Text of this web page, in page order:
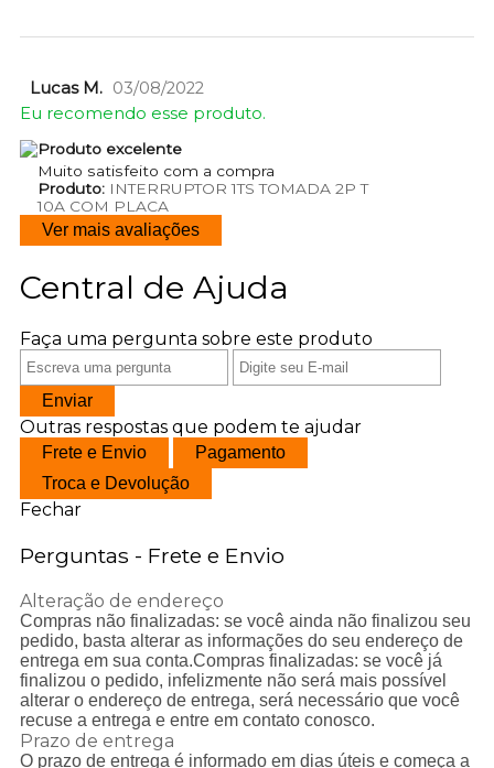
Lucas M. 03/08/2022
Eu recomendo esse produto.
Produto excelente
Muito satisfeito com a compra
Produto:INTERRUPTOR 1TS TOMADA 2P T
10A COM PLACA
Ver mais avaliações
Central de Ajuda
Faça uma pergunta sobre este produto
Enviar
Outras respostas que podem te ajudar
Frete e Envio
Pagamento
Troca e Devolução
Fechar
Perguntas - Frete e Envio
Alteração de endereço
Compras não finalizadas: se você ainda não finalizou seu
pedido, basta alterar as informações do seu endereço de
entrega em sua conta.Compras finalizadas: se você j
finalizou o pedido, infelizmente não será mais possível
alterar o endereço de entrega, será necessário que você
recuse a entrega e entre em contato conosco.
Prazo de entrega
O prazo de entrega é informado em dias úteis e começa a